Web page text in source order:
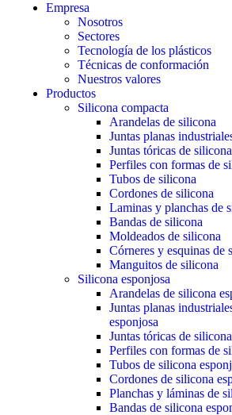
Empresa
Nosotros
Sectores
Tecnología de los plásticos
Técnicas de conformación
Nuestros valores
Productos
Silicona compacta
Arandelas de silicona
Juntas planas
Juntas tóricas de silicona
Perfiles con formas de
Tubos de silicona
Cordones de silicona
Laminas y planchas de
Bandas de silicona
Moldeados de silicona
Córneres y esquinas de
Manguitos de silicona
Silicona esponjosa
Arandelas de silicona
Juntas planas
esponjosa
Juntas tóricas de
Perfiles con formas de
Tubos de silicona
Cordones de silicona
Planchas y láminas de
Bandas de silicona